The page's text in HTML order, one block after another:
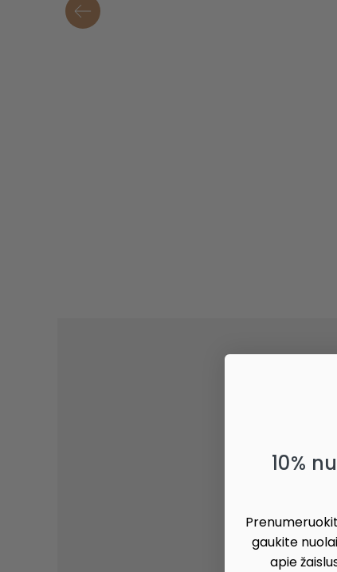
10%
gaukite
apie